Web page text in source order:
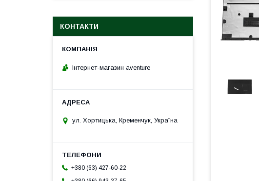
КОНТАКТИ
Інтернет-магазин aventure
ул. Хортицька, Кременчук, Україна
+380 (63) 427-60-22